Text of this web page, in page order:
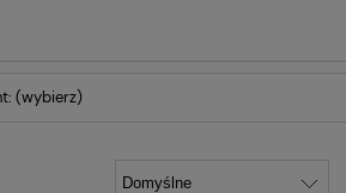
(wybierz)